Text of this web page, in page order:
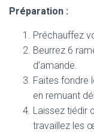
Préparation :
Préchauffez
Beurrez 6
d’amande.
Faites fondre
en remuant
Laissez tiédir
travaillez les